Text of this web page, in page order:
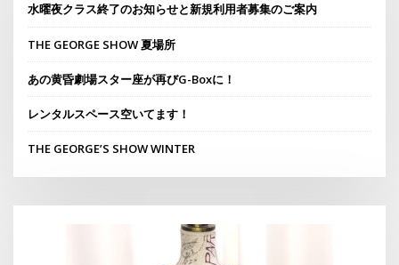
水曜夜クラス終了のお知らせと新規利用者募集のご案内
THE GEORGE SHOW 夏場所
あの黄昏劇場スター座が再びG-Boxに！
レンタルスペース空いてます！
THE GEORGE’S SHOW WINTER